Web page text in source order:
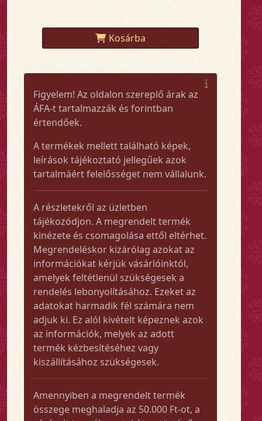
Kosárba
Figyelem! Az oldalon szereplő árak az
ÁFA-t tartalmazzák és forintban
értendőek.
A termékek mellett található képek,
leírások tájékoztató jellegűek azok
tartalmáért felelősséget nem vállalunk.
A részletekről az üzletben
tájékozódjon. A megrendelt termék
kinézete és csomagolása ettől eltérhet.
Megrendeléskor kizárólag azokat az
információkat kérjük vásárlóinktól,
amelyek feltétlenül szükségesek a
rendelés lebonyolításához. Ezeket az
adatokat harmadik fél számára nem
adjuk ki. Ez alól kivételt képeznek azok
az információk, melyek az adott
termék kézbesítéséhez vagy
kiszállításához szükségesek.
Amennyiben a megrendelt termék
összege meghaladja az 50.000 Ft-ot, a